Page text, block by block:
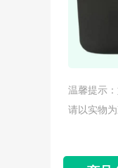
温馨提示
请以实物为